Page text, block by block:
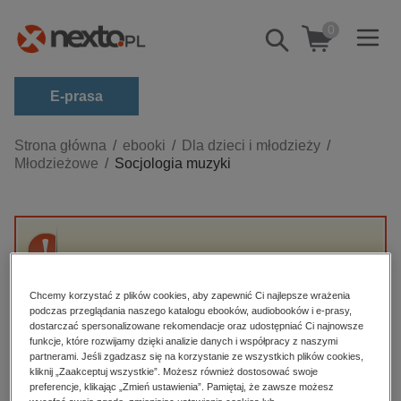
Pokaż/schowaj
wyszukiwarkę
0
E-prasa
Kategorie
Zobacz wszystkie E-prasa
budownictwo, aranżacja wnętrz
dzienniki
edukacja
hobby, sport, rozrywka
komputery, internet, technologie, informatyka
Strona główna ebooki
Dla dzieci i młodzieży
Młodzieżowe
Socjologia muzyki
Przepraszamy, ale produkt „Socjologia
High-contrast mode
Polecane
Chcemy korzystać z plików cookies, aby zapewnić Ci najlepsze wrażenia
podczas przeglądania naszego katalogu ebooków, audiobooków i e-prasy,
dostarczać spersonalizowane rekomendacje oraz udostępniać Ci najnowsze
funkcje, które rozwijamy dzięki analizie danych i współpracy z naszymi
partnerami. Jeśli zgadzasz się na korzystanie ze wszystkich plików cookies,
kliknij „Zaakceptuj wszystkie”. Możesz również dostosować swoje
preferencje, klikając „Zmień ustawienia”. Pamiętaj, że zawsze możesz